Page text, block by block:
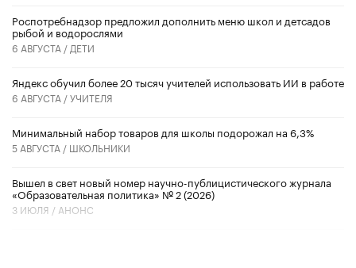
Роспотребнадзор предложил дополнить меню школ и детсадов
рыбой и водорослями
6 АВГУСТА / ДЕТИ
​Яндекс обучил более 20 тысяч учителей использовать ИИ в работе
6 АВГУСТА /УЧИТЕЛЯ
Минимальный набор товаров для школы подорожал на 6,3%
5 АВГУСТА / ШКОЛЬНИКИ
Вышел в свет новый номер научно-публицистического журнала
«Образовательная политика» № 2 (2026)
3 ИЮЛЯ / АНОНС